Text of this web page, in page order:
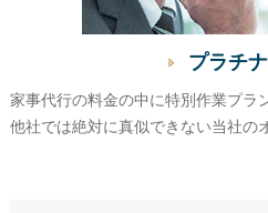
プラチ
家事代行の料金の中に特別作業プラ
他社では絶対に真似できない当社の